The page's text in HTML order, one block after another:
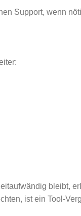
Support, wenn
bleibt,
ist ein Tool-